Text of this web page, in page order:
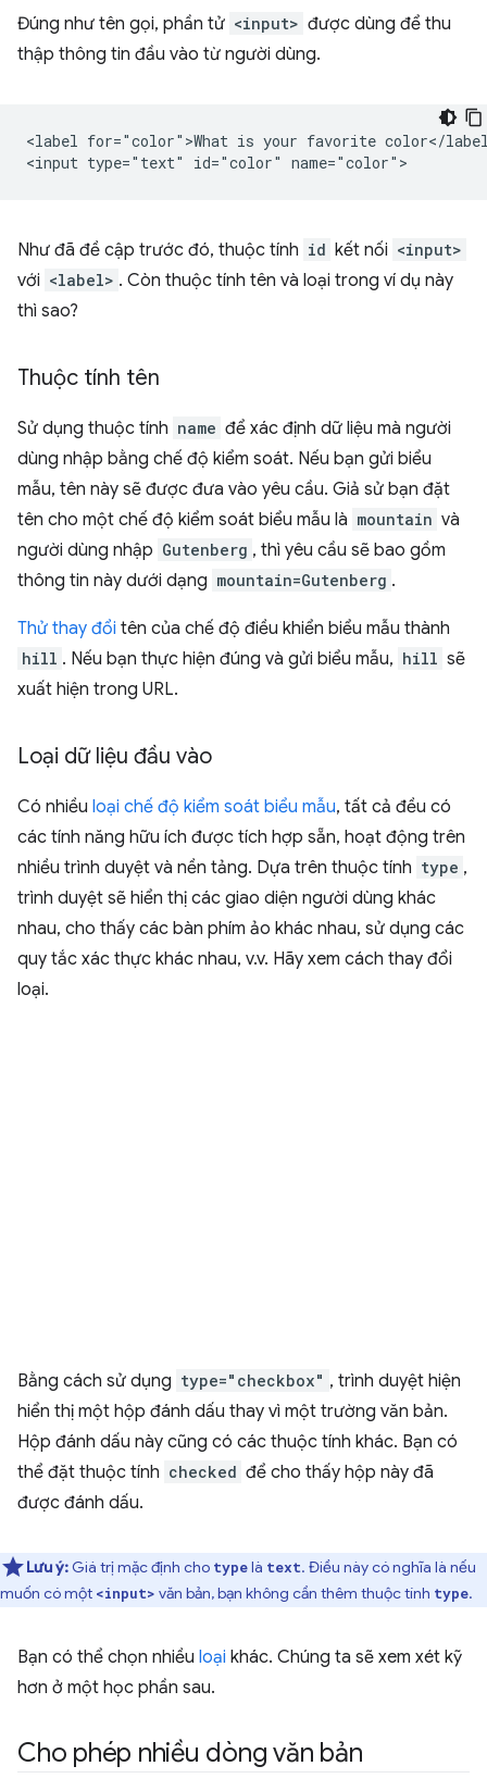
Đúng như tên gọi, phần tử <input> được dùng để thu
thập thông tin đầu vào từ người dùng.
<label for="color">What is your favorite color</
Như đã đề cập trước đó, thuộc tính id kết nối <input>
với <label> . Còn thuộc tính tên và loại trong ví dụ này
thì sao?
Thuộc tính tên
Sử dụng thuộc tính name để xác định dữ liệu mà người
dùng nhập bằng chế độ kiểm soát. Nếu bạn gửi biểu
mẫu, tên này sẽ được đưa vào yêu cầu. Giả sử bạn đặt
tên cho một chế độ kiểm soát biểu mẫu là mountain và
người dùng nhập Gutenberg , thì yêu cầu sẽ bao gồm
thông tin này dưới dạng mountain=Gutenberg .
Thử thay đổi tên của chế độ điều khiển biểu mẫu thành
hill . Nếu bạn thực hiện đúng và gửi biểu mẫu, hill sẽ
xuất hiện trong URL.
Loại dữ liệu đầu vào
Có nhiều loại chế độ kiểm soát biểu mẫu, tất cả đều có
các tính năng hữu ích được tích hợp sẵn, hoạt động trên
nhiều trình duyệt và nền tảng. Dựa trên thuộc tính type ,
trình duyệt sẽ hiển thị các giao diện người dùng khác
nhau, cho thấy các bàn phím ảo khác nhau, sử dụng các
quy tắc xác thực khác nhau, v.v. Hãy xem cách thay đổi
loại.
Bằng cách sử dụng type="checkbox" , trình duyệt hiện
hiển thị một hộp đánh dấu thay vì một trường văn bản.
Hộp đánh dấu này cũng có các thuộc tính khác. Bạn có
thể đặt thuộc tính checked để cho thấy hộp này đã
được đánh dấu.
Lưu ý: Giá trị mặc định cho typelà text. Điều này có nghĩa là nếu
muốn có một <input> văn bản, bạn không cần thêm thuộc tính type.
Bạn có thể chọn nhiều loại khác. Chúng ta sẽ xem xét kỹ
hơn ở một học phần sau.
Cho phép nhiều dòng văn bản